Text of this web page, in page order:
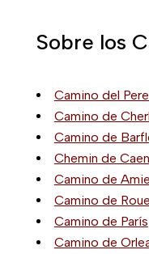
Sobre los
Camino del
Camino de
Camino de
Chemin de
Camino de
Camino de
Camino de París
Camino de